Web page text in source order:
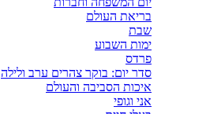
בריאת העולם
שבת
ימות השבוע
פרדס
סדר יום: בוקר צהרים ערב ולילה
איכות הסביבה והעולם
אני וגופי